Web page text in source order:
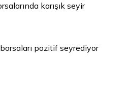
karışık seyir
pozitif seyrediyor